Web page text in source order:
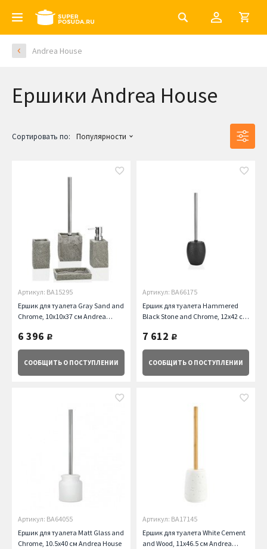
Andrea House
Ершики Andrea House
Сортировать по: Популярности
Артикул: BA15295
Ершик для туалета Gray Sand and
Chrome, 10х10х37 см Andrea
6 396 руб.
СООБЩИТЬ О ПОСТУПЛЕНИИ
Артикул: BA66175
Ершик для туалета Hammered
Black Stone and Chrome, 12х42 см
7 612 руб.
СООБЩИТЬ О ПОСТУПЛЕНИИ
Артикул: BA64055
Ершик для туалета Matt Glass and
Chrome, 10.5х40 см Andrea House
Артикул: BA17145
Ершик для туалета White Cement
and Wood, 11х46.5 см Andrea